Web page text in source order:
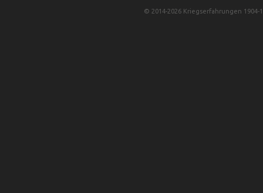
© 2014-2026 Kriegserfahrungen 1904-